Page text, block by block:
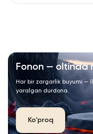
Fonon — oltinda
Har bir zargarlik buyumi —
yaralgan durdona.
Ko'proq